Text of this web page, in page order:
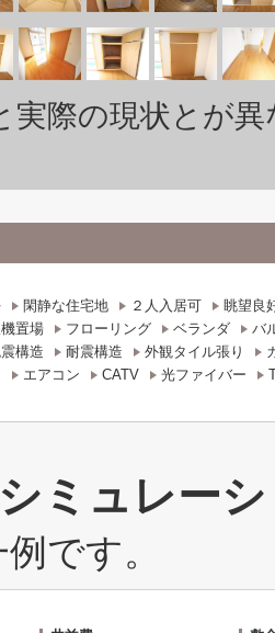
際の現状とが
閑静な住宅地 ２人入居可
眺望良
置場 フローリング ベランダ
バ
構造 耐震構造 外観タイル張り
エアコン CATV 光ファイバー
ミュレー
です。